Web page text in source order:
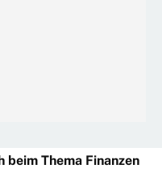
Thema Finanzen